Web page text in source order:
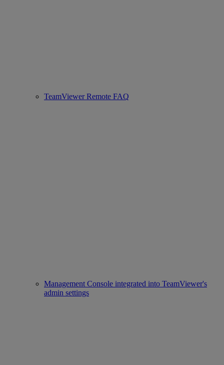
TeamViewer Remote FAQ
Management Console integrated into TeamViewer's
admin settings